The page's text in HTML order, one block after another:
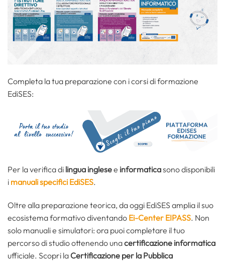
Completa la tua preparazione con i corsi di formazione
EdiSES:
Per la verifica di lingua inglesee informaticasono disponibili
i manuali specifici EdiSES.
Oltre alla preparazione teorica, da oggi EdiSES amplia il suo
ecosistema formativo diventando Ei-Center EIPASS. Non
solo manuali e simulatori: ora puoi completare il tuo
percorso di studio ottenendo unacertificazione informatica
ufficiale. Scopri la Certificazione per la Pubblica